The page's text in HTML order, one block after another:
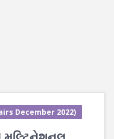
December 2022)